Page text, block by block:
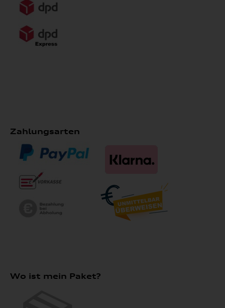
Zahlungsarten
Wo ist mein Paket?